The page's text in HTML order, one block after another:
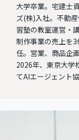
大学卒業。宅建士
ズ(株)入社。不動
習塾の教室運営・
制作事業の売上を
任。営業、商品企
2026年、東京大学
てAIエージェント